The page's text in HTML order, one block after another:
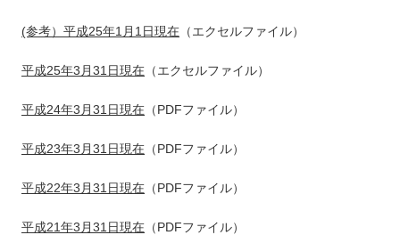
(参考）平成25年1月1日現在 （エクセルファイル）
平成25年3月31日現在 （エクセルファイル）
平成24年3月31日現在 （PDFファイル）
平成23年3月31日現在 （PDFファイル）
平成22年3月31日現在 （PDFファイル）
平成21年3月31日現在 （PDFファイル）